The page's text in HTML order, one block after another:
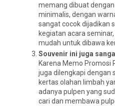
memang dibuat
minimalis, dengan
sangat cocok dijadikan
kegiatan acara
mudah untuk dibawa
Souvenir ini juga
Karena Memo Promosi
juga dilengkapi dengan
kertas olahan limbah
adanya pulpen yang
cari dan membawa